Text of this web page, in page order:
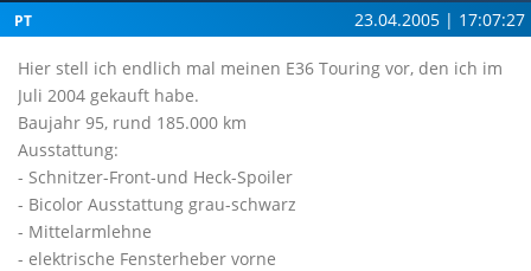
PT 23.04.2005 | 17:07:27
Hier stell ich endlich mal meinen E36 Touring vor, den ich im
Juli 2004 gekauft habe.
Baujahr 95, rund 185.000 km
Ausstattung:
- Schnitzer-Front-und Heck-Spoiler
- Bicolor Ausstattung grau-schwarz
- Mittelarmlehne
- elektrische Fensterheber vorne